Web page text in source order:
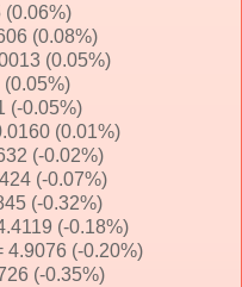
(0.06%)
(0.08%)
(0.05%)
(0.05%)
(-0.05%)
(0.01%)
(-0.02%)
(-0.07%)
(-0.32%)
(-0.18%)
4.9076 (-0.20%)
(-0.35%)